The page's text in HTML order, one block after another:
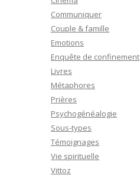
Communiquer
Couple & famille
Emotions
Enquête de confinement
Livres
Métaphores
Prières
Psychogénéalogie
Sous-types
Témoignages
Vie spirituelle
Vittoz